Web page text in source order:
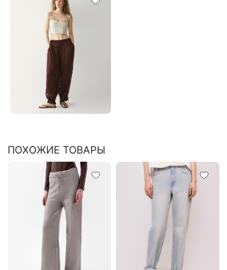
ПОХОЖИЕ ТОВАРЫ